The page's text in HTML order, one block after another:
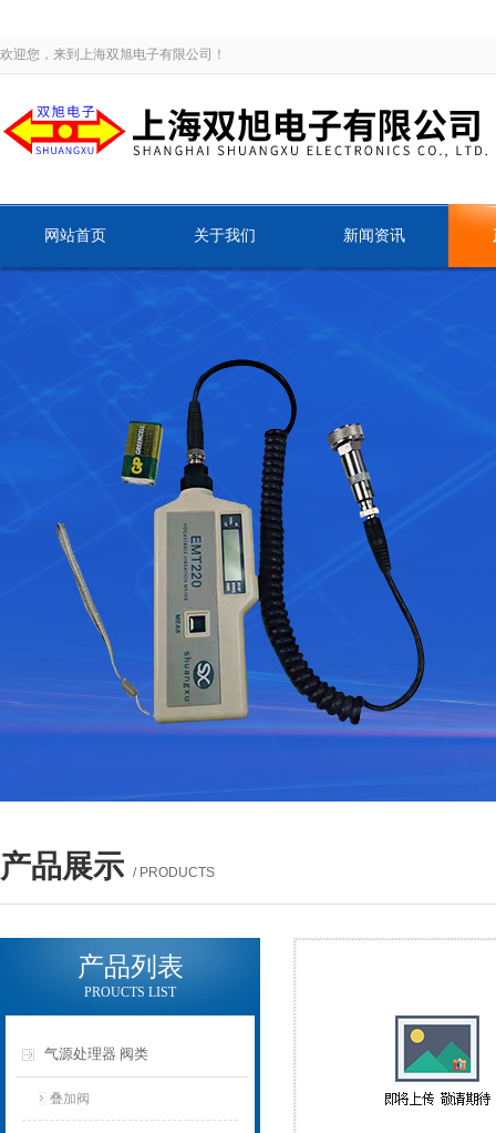
欢迎您，来到上海双旭电子有限公司！
网站首页 关于我们 新闻资讯
产品展示 / PRODUCTS
产品列表
PROUCTS LIST
气源处理器 阀类
叠加阀